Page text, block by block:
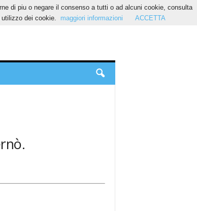
di piu o negare il consenso a tutti o ad alcuni cookie, consulta
dei cookie.
maggiori informazioni ACCETTA